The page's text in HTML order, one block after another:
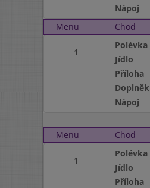
Nápoj
Menu
Chod
1
Polévka
Jídlo
Příloha
Doplněk
Nápoj
Menu
Chod
1
Polévka
Jídlo
Příloha